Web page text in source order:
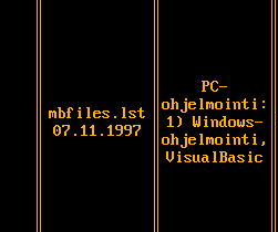
mbfiles.lst
07.11.1997
PC-
ohjelmointi:
1) Windows-
ohjelmointi,
VisualBasic